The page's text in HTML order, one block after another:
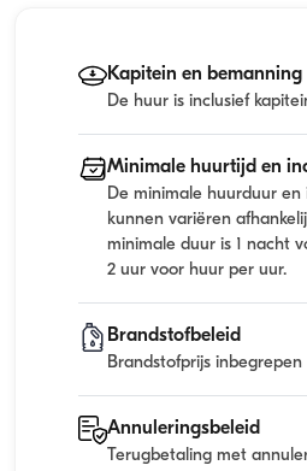
Kapitein en bemanning
De huur is inclusief
Minimale huurtijd en
De minimale huurduur
kunnen variëren
minimale duur is 1 nacht
2 uur voor huur per uur.
Brandstofbeleid
Brandstofprijs inbegrepen
Annuleringsbeleid
Terugbetaling met